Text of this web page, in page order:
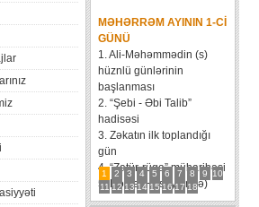
1 2 3 4 5 6 7 8 9
10
11 12 13 14 15 16 17 18
MƏHƏRRƏM AYININ 1-CI
GÜNÜ
1. Ali-Məhəmmədin (s)
hüznlü günlərinin
başlanması
2. “Şebi - Əbi Talib”
hadisəsi
3. Zəkatın ilk toplandığı
gün
4. “Zatür-rüqa” müharibəsi
5. Həzrət Hüseynin (ə)
karvanının Bəni Məqatilin